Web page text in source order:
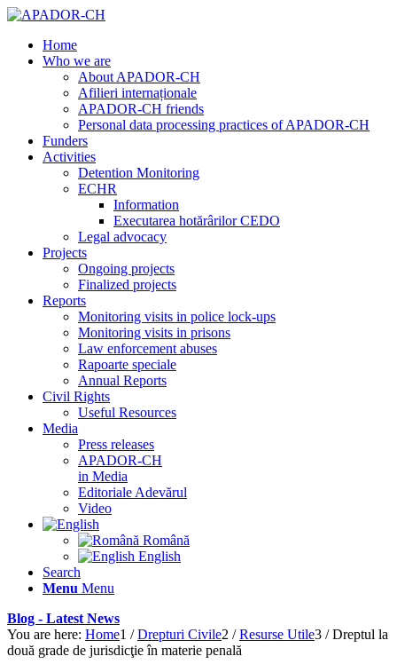
Home
Who we are
About APADOR-CH
Afilieri internaționale
APADOR-CH friends
Personal data processing practices of APADOR-CH
Funders
Activities
Detention Monitoring
ECHR
Information
Executarea hotărârilor CEDO
Legal advocacy
Projects
Ongoing projects
Finalized projects
Reports
Monitoring visits in police lock-ups
Monitoring visits in prisons
Law enforcement abuses
Rapoarte speciale
Annual Reports
Civil Rights
Useful Resources
Media
Press releases
APADOR-CH
in Media
Editoriale Adevărul
Video
Română
English
Search
Menu Menu
Blog - Latest News
You are here: Home1 / Drepturi Civile2 / Resurse Utile3 / Dreptul la
două grade de jurisdicţie în materie penală